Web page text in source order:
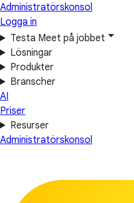
Administratörskonsol
Logga in
Testa Meet på jobbet
Lösningar
Produkter
Branscher
AI
Priser
Resurser
Administratörskonsol